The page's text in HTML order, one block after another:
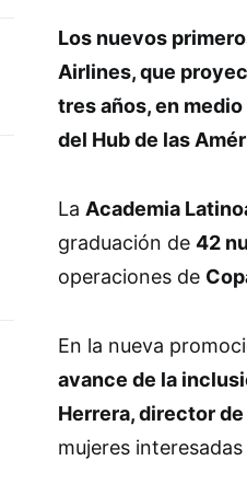
Los nuevos
Airlines, que
tres años, en
del Hub de las
La Academia
graduación de 42
operaciones de
En la nueva
avance de la
Herrera, director de
mujeres